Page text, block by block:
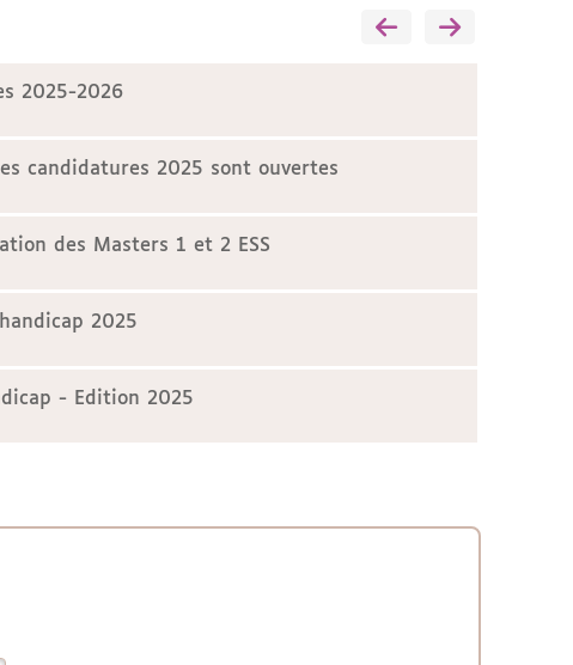
2025-2026
candidatures 2025 sont ouvertes
des Masters 1 et 2 ESS
2025
- Edition 2025